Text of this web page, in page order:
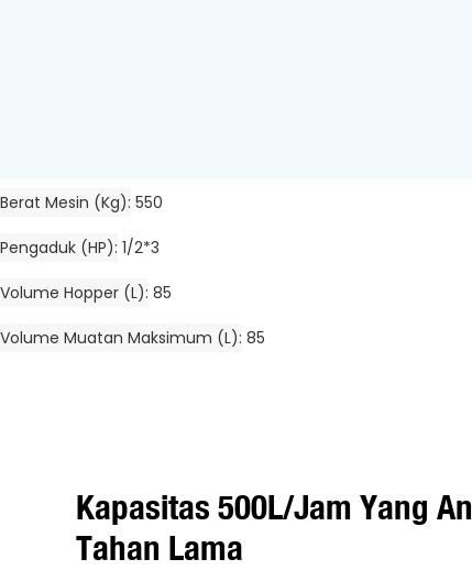
Berat Mesin (kg) 550
Pengaduk (HP) 1/2*3
Volume Hopper (L) 85
Volume Muatan Maksimum (L) 85
Kapasitas 500L/jam Yang
Tahan Lama